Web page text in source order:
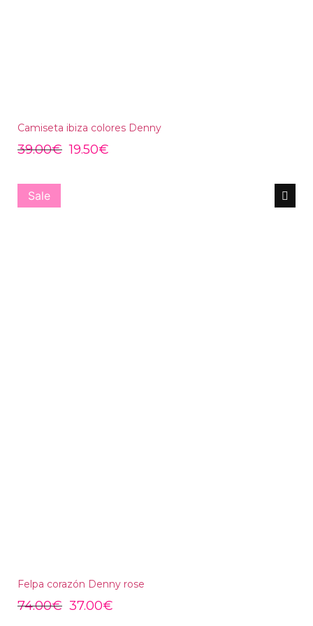
Camiseta ibiza colores Denny
39.00€ 19.50€
Sale
Felpa corazón Denny rose
74.00€ 37.00€